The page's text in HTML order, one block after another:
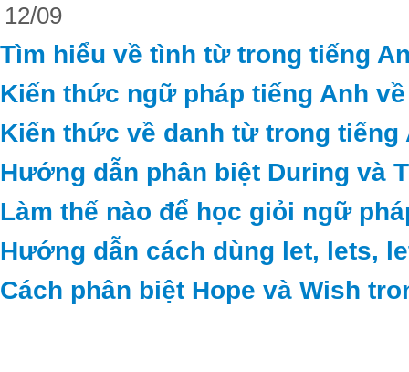
12/09
Tìm hiểu về tình từ trong tiếng
Kiến thức ngữ pháp tiếng Anh
Kiến thức về danh từ trong tiếng
Hướng dẫn phân biệt During và
Làm thế nào để học giỏi ngữ
Hướng dẫn cách dùng let, lets,
Cách phân biệt Hope và Wish